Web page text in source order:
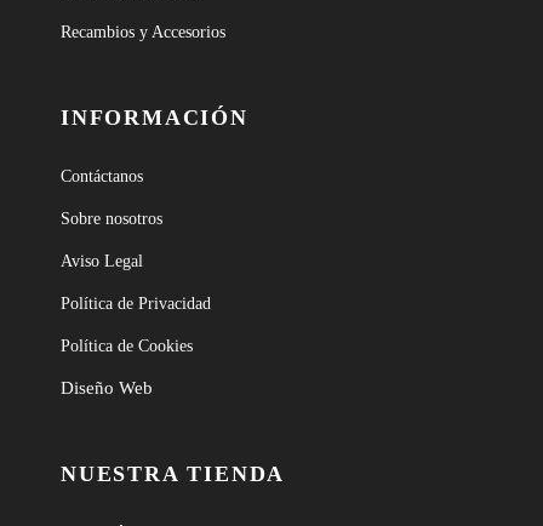
Recambios y Accesorios
INFORMACIÓN
Contáctanos
Sobre nosotros
Aviso Legal
Política de Privacidad
Política de Cookies
Diseño Web
NUESTRA TIENDA